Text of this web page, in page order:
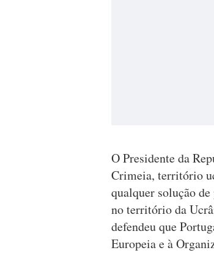
O Presidente da
Crimeia, território
qualquer solução
no território da
defendeu que
Europeia e à